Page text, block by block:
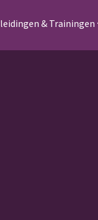
& Trainingen